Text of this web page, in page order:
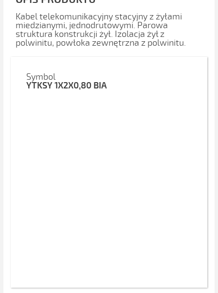
Kabel telekomunikacyjny stacyjny z żyłami
miedzianymi, jednodrutowymi. Parowa
struktura konstrukcji żył. Izolacja żył z
polwinitu, powłoka zewnętrzna z polwinitu.
Symbol
YTKSY 1X2X0,80 BIA